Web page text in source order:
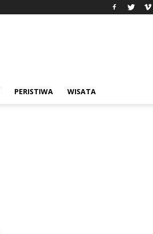
PERISTIWA WISATA